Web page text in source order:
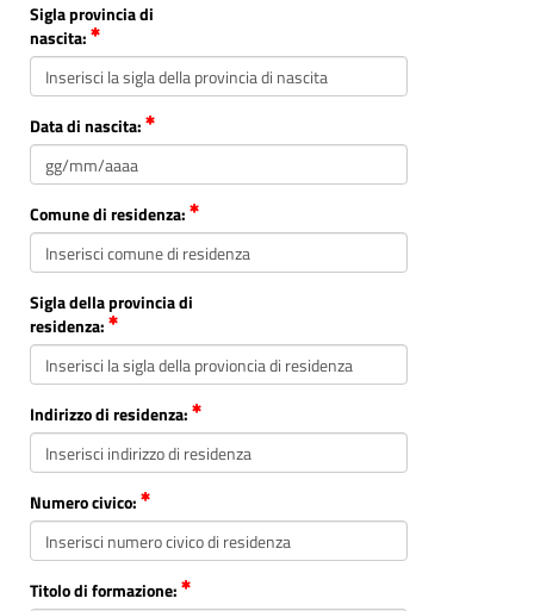
Sigla provincia di
nascita:
Data di nascita:
Comune di residenza:
Sigla della provincia di
residenza:
Indirizzo di residenza:
Numero civico:
Titolo di formazione: